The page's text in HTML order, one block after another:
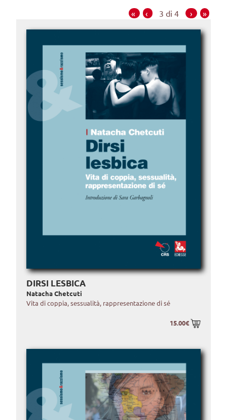
« ‹ 3 di 4 › »
DIRSI LESBICA
Natacha Chetcuti
Vita di coppia, sessualità, rappresentazione di sé
15.00€